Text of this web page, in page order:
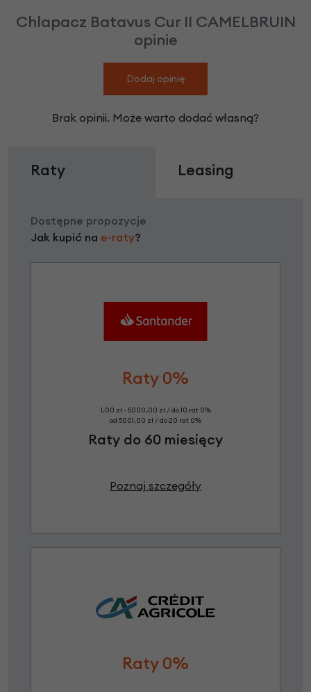
Chlapacz Batavus Cur II CAMELBRUIN
opinie
Dodaj opinię
Brak opinii. Może warto dodać własną?
Raty Leasing
Dostępne propozycje
Jak kupić na e-raty?
Raty 0%
1,00 zł - 5000,00 zł / do 10 rat 0%
od 5001,00 zł / do 20 rat 0%
Raty do 60 miesięcy
Poznaj szczegóły
Raty 0%